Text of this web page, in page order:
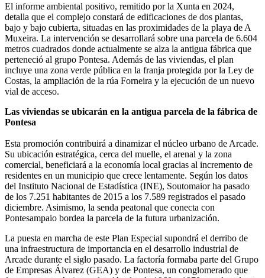
El informe ambiental positivo, remitido por la Xunta en 2024,
detalla que el complejo constará de edificaciones de dos plantas,
bajo y bajo cubierta, situadas en las proximidades de la playa de A
Muxeira. La intervención se desarrollará sobre una parcela de 6.604
metros cuadrados donde actualmente se alza la antigua fábrica que
perteneció al grupo Pontesa. Además de las viviendas, el plan
incluye una zona verde pública en la franja protegida por la Ley de
Costas, la ampliación de la rúa Forneira y la ejecución de un nuevo
vial de acceso.
Las viviendas se ubicarán en la antigua parcela de la fábrica de
Pontesa
Esta promoción contribuirá a dinamizar el núcleo urbano de Arcade.
Su ubicación estratégica, cerca del muelle, el arenal y la zona
comercial, beneficiará a la economía local gracias al incremento de
residentes en un municipio que crece lentamente. Según los datos
del Instituto Nacional de Estadística (INE), Soutomaior ha pasado
de los 7.251 habitantes de 2015 a los 7.589 registrados el pasado
diciembre. Asimismo, la senda peatonal que conecta con
Pontesampaio bordea la parcela de la futura urbanización.
La puesta en marcha de este Plan Especial supondrá el derribo de
una infraestructura de importancia en el desarrollo industrial de
Arcade durante el siglo pasado. La factoría formaba parte del Grupo
de Empresas Álvarez (GEA) y de Pontesa, un conglomerado que